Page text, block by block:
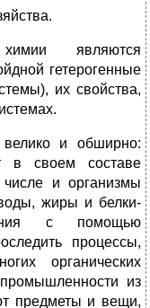
являются
гетерогенные
их свойства,
велико и обширно:
в своем составе
и организмы
жиры и белки-
с помощью
процессы,
органических
из
предметы и вещи,